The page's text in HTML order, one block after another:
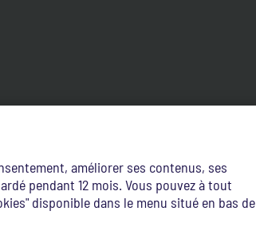
améliorer ses contenus, ses
pendant 12 mois. Vous pouvez à tout
disponible dans le menu situé en bas de